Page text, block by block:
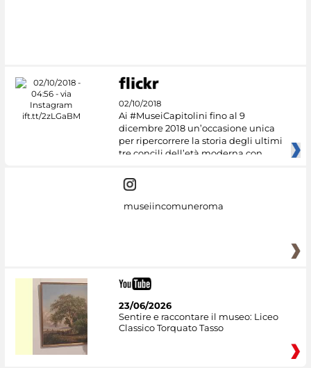
02/10/2018
Ai #MuseiCapitolini fino al 9
dicembre 2018 un’occasione unica
per ripercorrere la storia degli ultimi
tre concili dell’età moderna con
museiincomuneroma
23/06/2026
Sentire e raccontare il museo: Liceo
Classico Torquato Tasso